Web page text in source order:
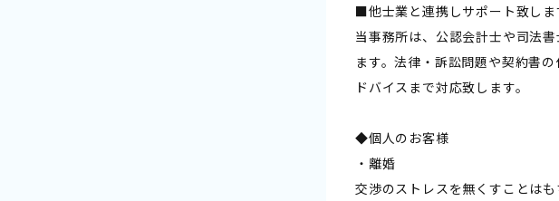
■他士業と連携しサポート致しま
当事務所は、公認会計士や司法
ます。法律・訴訟問題や契約書
ドバイスまで対応致します。
◆個人のお客様
・離婚
交渉のストレスを無くすことは